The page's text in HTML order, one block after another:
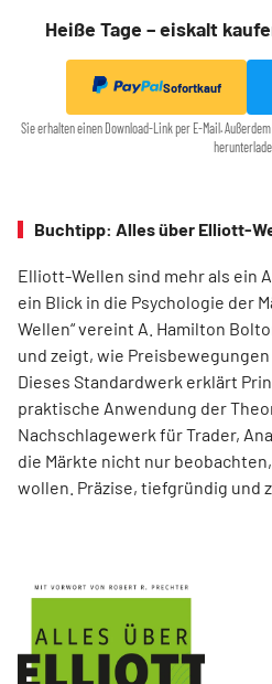
Heiße Tage – eiskalt
Sofortkauf
Sie erhalten einen Download-Link per E-Mail.
Buchtipp: Alles über Elliott-
Elliott-Wellen sind mehr als ein
ein Blick in die Psychologie der
Wellen“ vereint A. Hamilton
und zeigt, wie
Dieses Standardwerk erklärt
praktische Anwendung der
Nachschlagewerk für Trader,
die Märkte nicht nur
wollen. Präzise, tiefgründig und